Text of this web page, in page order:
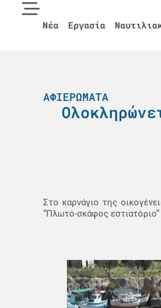
Νέα Εργασία
ΑΦΙΕΡΏΜΑΤΑ
Στο καρνάγιο της
“Πλωτό-σκάφος